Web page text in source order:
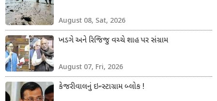
August 08, Sat, 2026
ખડગે અને રિજિજુ વચ્ચે શાહ પર સંગ્રામ
August 07, Fri, 2026
કેજરીવાલનું ઇન્સ્ટાગ્રામ બ્લોક !